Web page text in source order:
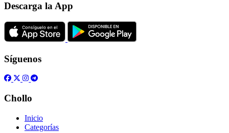
Descarga la App
Síguenos
Chollo
Inicio
Categorías